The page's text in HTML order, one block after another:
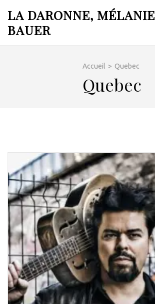
au
contenu
LA DARONNE, MÉLANIE
BAUER
Accueil > Quebec
Quebec